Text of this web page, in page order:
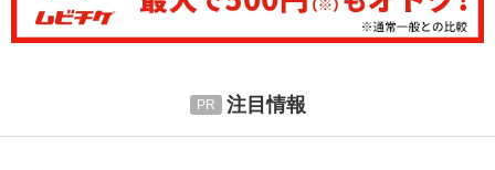
注目情報